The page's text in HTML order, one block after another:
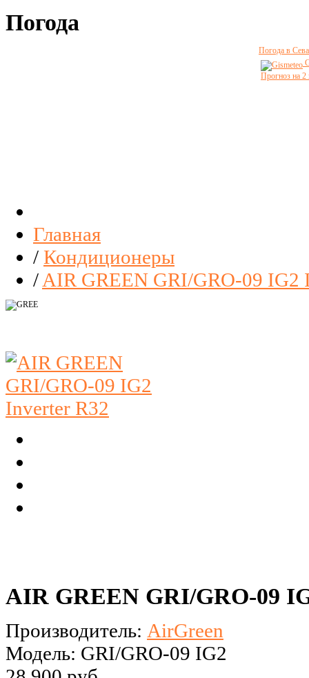
Погода
Погода в
Прогноз на 2
Главная
/ Кондиционеры
/ AIR GREEN GRI/GRO-09 IG2
AIR GREEN GRI/GRO-09
Производитель: AirGreen
Модель: GRI/GRO-09 IG2